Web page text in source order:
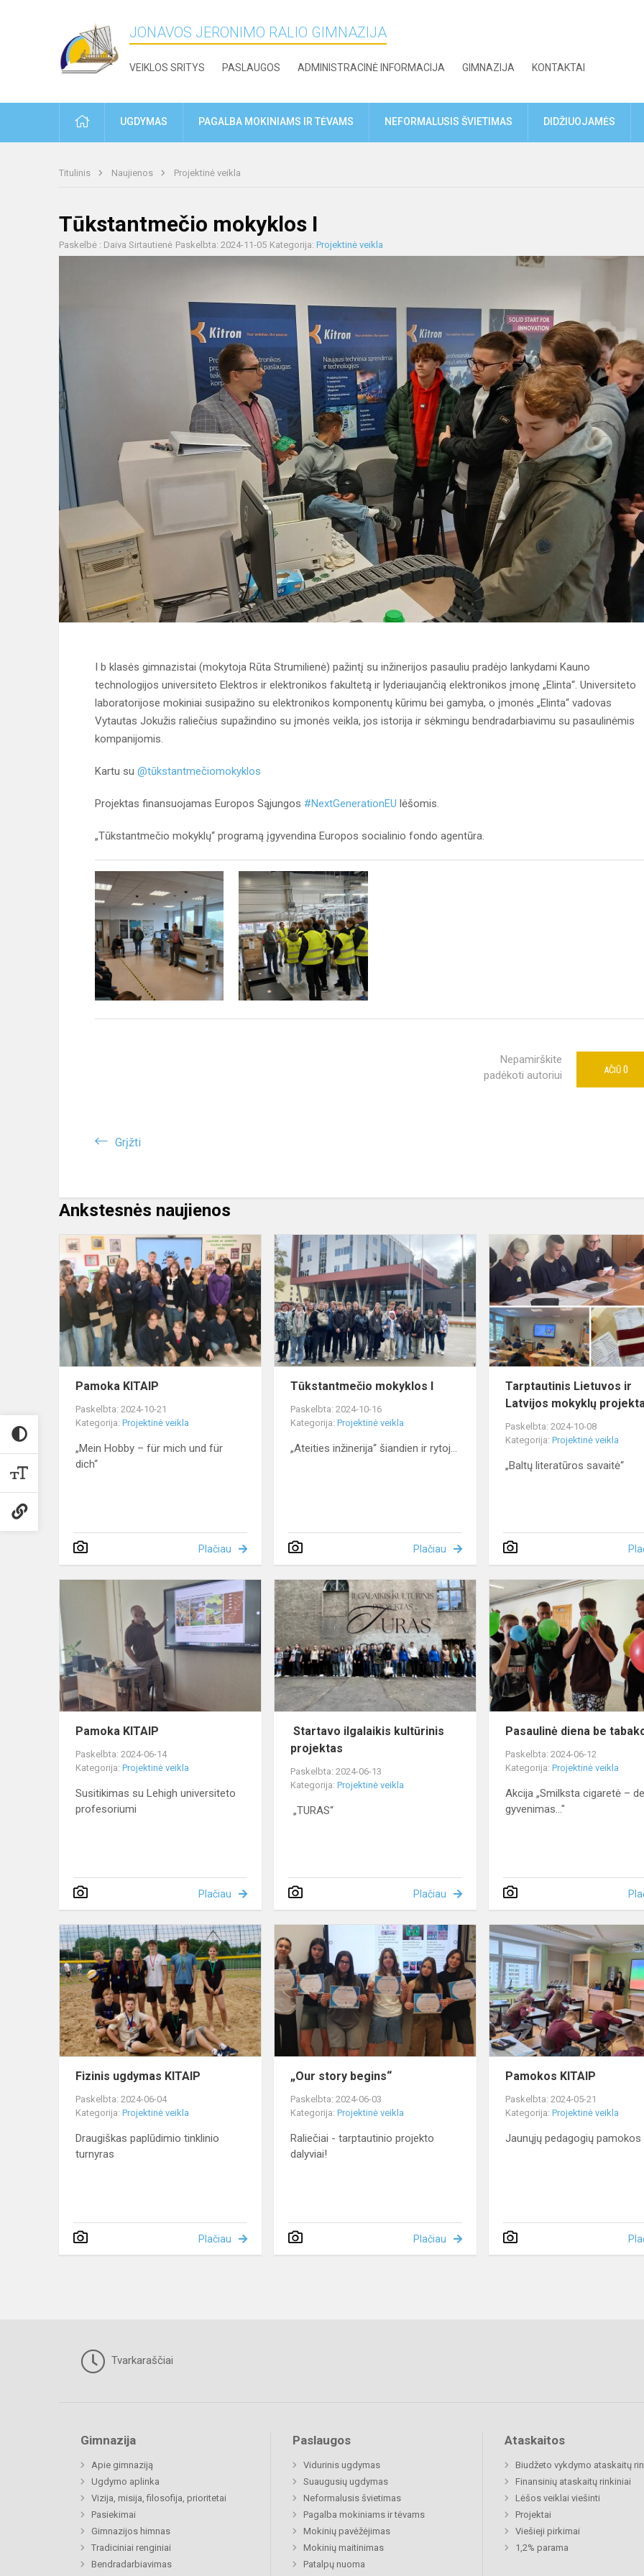
JONAVOS JERONIMO RALIO GIMNAZIJA
VEIKLOS SRITYS PASLAUGOS ADMINISTRACINĖ INFORMACIJA GIMNAZIJA KONTAKTAI
PRADŽIAUGDYMAS PAGALBA MOKINIAMS IR TĖVAMS NEFORMALUSIS ŠVIETIMAS DIDŽIUOJAMĖS
Titulinis Naujienos Projektinė veikla
Tūkstantmečio mokyklos I
Paskelbė : Daiva Sirtautienė Paskelbta: 2024-11-05 Kategorija: Projektinė veikla
I b klasės gimnazistai (mokytoja Rūta Strumilienė) pažintį su inžinerijos pasauliu pradėjo lankydami Kauno
technologijos universiteto Elektros ir elektronikos fakultetą ir lyderiaujančią elektronikos įmonę „Elinta“. Universiteto
laboratorijose mokiniai susipažino su elektronikos komponentų kūrimu bei gamyba, o įmonės „Elinta“ vadovas
Vytautas Jokužis raliečius supažindino su įmonės veikla, jos istorija ir sėkmingu bendradarbiavimu su pasaulinėmis
kompanijomis.
Kartu su @tūkstantmečiomokyklos
Projektas finansuojamas Europos Sąjungos #NextGenerationEU lėšomis.
„Tūkstantmečio mokyklų“ programą įgyvendina Europos socialinio fondo agentūra.
Nepamirškite
padėkoti autoriui
AČIŪ 0
Grįžti
Ankstesnės naujienos
Pamoka
KITAIP
Pamoka KITAIP
Paskelbta: 2024-10-21
Kategorija: Projektinė veikla
„Mein Hobby – für mich und für
dich“
Plačiau
Tūkstantmečio
mokyklos
I
Tūkstantmečio mokyklos I
Paskelbta: 2024-10-16
Kategorija:Projektinė veikla
„Ateities inžinerija“ šiandien ir rytoj...
Plačiau
Tarptautinis Lietuvos ir
Latvijos mokyklų
Paskelbta: 2024-10-08
Kategorija:Projektinė veikla
„Baltų literatūros savaitė“
Pamoka
KITAIP
Pamoka KITAIP
Paskelbta: 2024-06-14
Kategorija: Projektinė veikla
Susitikimas su Lehigh universiteto
profesoriumi
Plačiau
Startavo
ilgalaikis
kultūrinis
projektas
Startavo ilgalaikis kultūrinis
projektas
Paskelbta: 2024-06-13
Kategorija:Projektinė veikla
„TURAS“
Plačiau
Pasaulinė diena be
Paskelbta: 2024-06-12
Kategorija:Projektinė veikla
Akcija „Smilksta cigaretė –
gyvenimas..."
Fizinis
ugdymas
KITAIP
Fizinis ugdymas KITAIP
Paskelbta: 2024-06-04
Kategorija: Projektinė veikla
Draugiškas paplūdimio tinklinio
turnyras
Plačiau
„Our
story
begins“
„Our story begins“
Paskelbta: 2024-06-03
Kategorija:Projektinė veikla
Raliečiai - tarptautinio projekto
dalyviai!
Plačiau
Pamokos KITAIP
Paskelbta: 2024-05-21
Kategorija:Projektinė veikla
Jaunųjų pedagogių pamokos
Tvarkaraščiai
Gimnazija
Apie gimnaziją
Ugdymo aplinka
Vizija, misija, filosofija, prioritetai
Pasiekimai
Gimnazijos himnas
Tradiciniai renginiai
Bendradarbiavimas
Paslaugos
Vidurinis ugdymas
Suaugusių ugdymas
Neformalusis švietimas
Pagalba mokiniams ir tėvams
Mokinių pavėžėjimas
Mokinių maitinimas
Patalpų nuoma
Ataskaitos
Biudžeto vykdymo ataskaitų
Finansinių ataskaitų rinkiniai
Lėšos veiklai viešinti
Projektai
Viešieji pirkimai
1,2% parama